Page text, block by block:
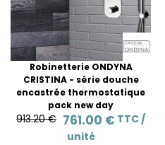
Robinetterie ONDYNA
CRISTINA - série douche
encastrée thermostatique
pack new day
913.20 € 761.00 € TTC /
unité